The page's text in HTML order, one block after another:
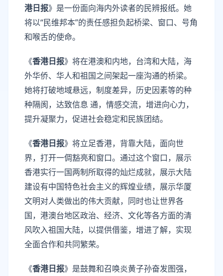
港日报》是一份面向海内外读者的民辨报纸。她
将以“民维邦本”的责任感担负起桥梁、窗口、号角
和喉舌的使命。
《香港日报》将在港澳和内地，台湾和大陆，海
外华侨、华人和祖国之间架起一座沟通的桥梁。
她将打破地域悬远，制度差异，历史因素等的种
种隔阂，达致信息 通，情感交流，增进向心力，
提升凝聚力，促进社会稳定和民族团结。
《香港日报》将立足香港，背靠大陆，面向世
界，打开一倜豁亮和窗口。通过这个窗口，展示
香港实行一国两制所取得的灿烂成就，展示大陆
建设有中国特色社会主义的辉煌业绩，展示华厦
文明对人类做出的伟大贡献，同时也让世界各
国，港澳台地区政治、经济、文化等各方面的清
风吹入祖国大陆，以提供借鉴，增进了解，实现
全面合作和共同繁荣。
《香港日报》是鼓舞和召唤炎黄子孙奋发图强，